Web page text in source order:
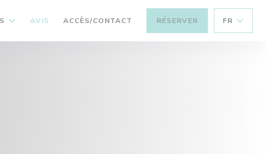
AVIS ACCÈS/CONTACT RÉSERVER FR